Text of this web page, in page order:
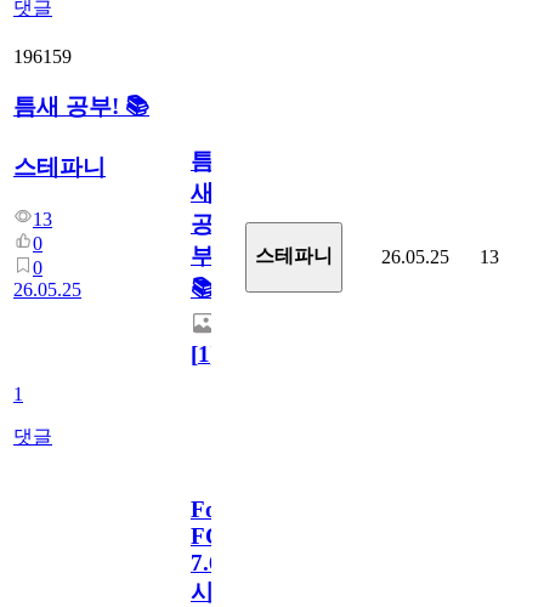
댓글
196159
틈새 공부! 📚
스테파니
13
0
0
26.05.25
1
댓글
틈
새
공
부!
📚
[1]
스테파니 26.05.25 13
Fortinet
FCSS_LED_AR-
7.6
시